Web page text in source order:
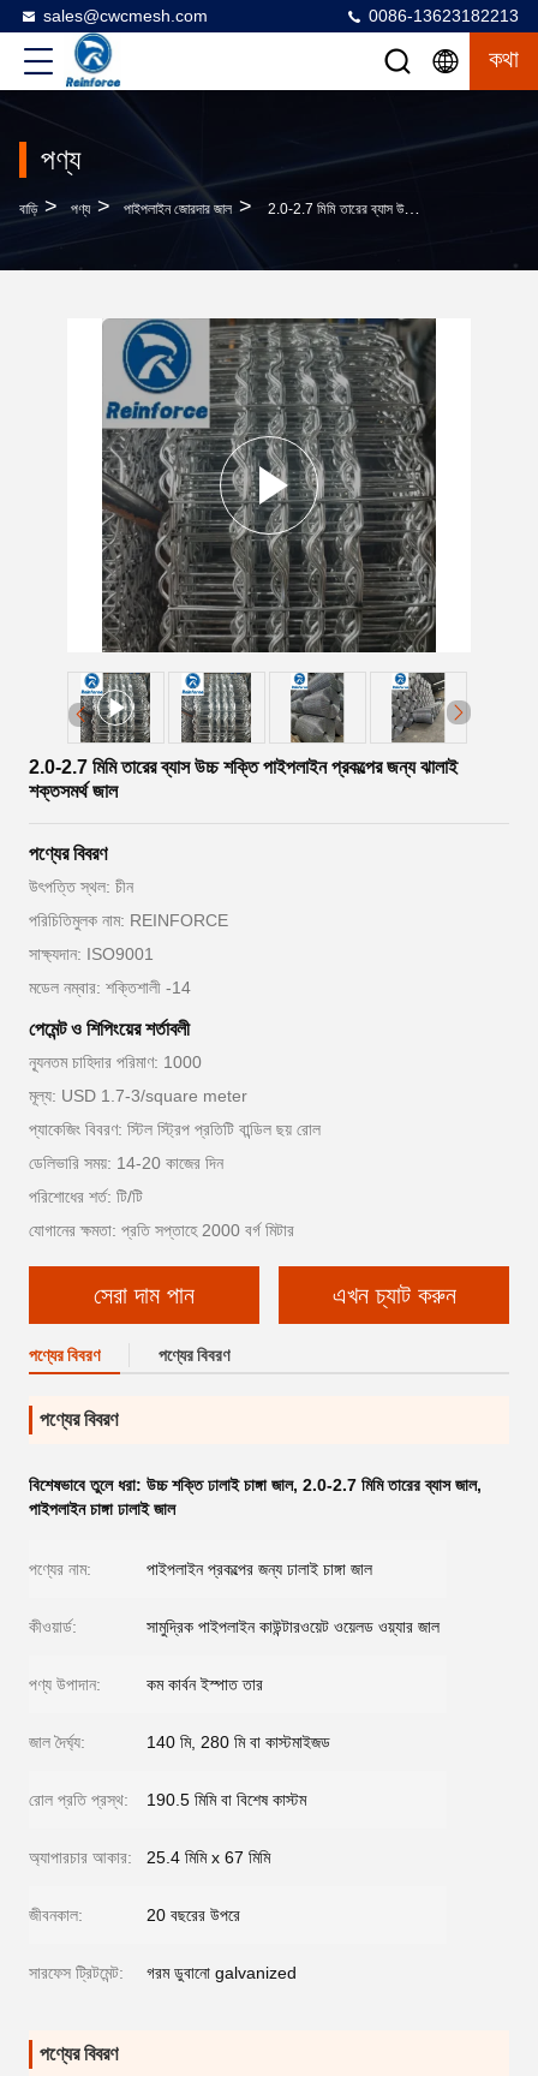
sales@cwcmesh.com 0086-13623182213
কথা
পণ্য
বাড়ি > পণ্য > পাইপলাইন জোরদার জাল > 2.0-2.7 মিমি তারের ব্যাস উচ্চ শক্তি পাইপলাইন প্রকল্পের জন্য ঝালাই শক্তসমর্থ জাল
2.0-2.7 মিমি তারের ব্যাস উচ্চ শক্তি পাইপলাইন প্রকল্পের জন্য ঝালাই
শক্তসমর্থ জাল
পণ্যের বিবরণ
উৎপত্তি স্থল: চীন
পরিচিতিমুলক নাম: REINFORCE
সাক্ষ্যদান: ISO9001
মডেল নম্বার: শক্তিশালী -14
পেমেন্ট ও শিপিংয়ের শর্তাবলী
ন্যূনতম চাহিদার পরিমাণ: 1000
মূল্য: USD 1.7-3/square meter
প্যাকেজিং বিবরণ: স্টিল স্ট্রিপ প্রতিটি বান্ডিল ছয় রোল
ডেলিভারি সময়: 14-20 কাজের দিন
পরিশোধের শর্ত: টি/টি
যোগানের ক্ষমতা: প্রতি সপ্তাহে 2000 বর্গ মিটার
সেরা দাম পান এখন চ্যাট করুন
পণ্যের বিবরণ পণ্যের বিবরণ
পণ্যের বিবরণ
বিশেষভাবে তুলে ধরা: উচ্চ শক্তি ঢালাই চাঙ্গা জাল, 2.0-2.7 মিমি তারের ব্যাস জাল,
পাইপলাইন চাঙ্গা ঢালাই জাল
পণ্যের নাম: পাইপলাইন প্রকল্পের জন্য ঢালাই চাঙ্গা জাল
কীওয়ার্ড: সামুদ্রিক পাইপলাইন কাউন্টারওয়েট ওয়েলড ওয়্যার জাল
পণ্য উপাদান: কম কার্বন ইস্পাত তার
জাল দৈর্ঘ্য: 140 মি, 280 মি বা কাস্টমাইজড
রোল প্রতি প্রস্থ: 190.5 মিমি বা বিশেষ কাস্টম
অ্যাপারচার আকার: 25.4 মিমি x 67 মিমি
জীবনকাল: 20 বছরের উপরে
সারফেস ট্রিটমেন্ট: গরম ডুবানো galvanized
পণ্যের বিবরণ